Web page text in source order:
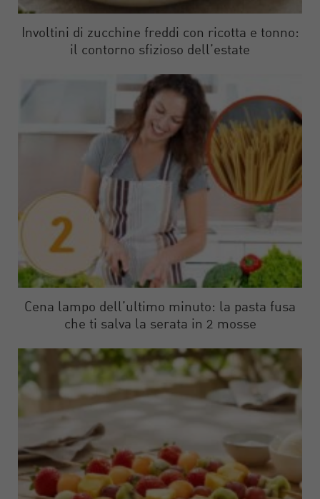
Involtini di zucchine freddi con ricotta e tonno:
il contorno sfizioso dell’estate
Cena lampo dell’ultimo minuto: la pasta fusa
che ti salva la serata in 2 mosse